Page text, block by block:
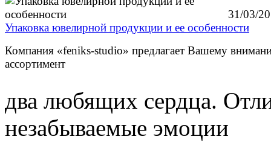
31/03/
Упаковка ювелирной продукции и ее особенности
Компания «feniks-studio» предлагает Вашему
ассортимент
два любящих сердца.
незабываемые эмоции